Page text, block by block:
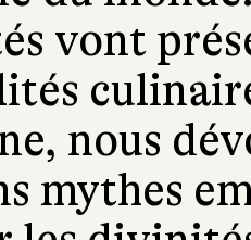
vont
nous
mythes